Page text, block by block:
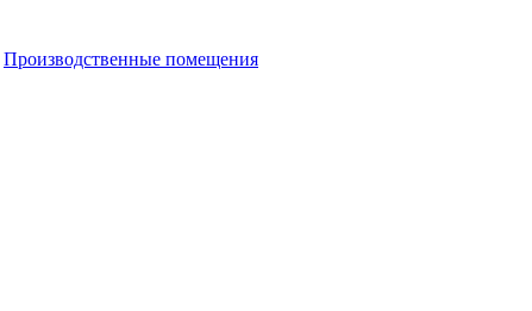
Производственные помещения